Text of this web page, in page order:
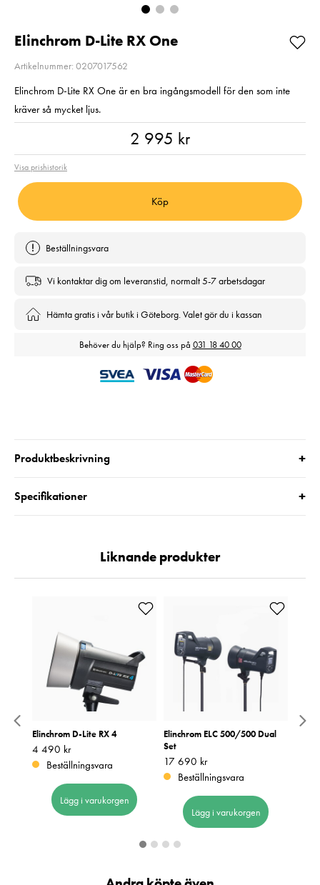
Elinchrom D-Lite RX One
Artikelnummer: 0207017562
Elinchrom D-Lite RX One är en bra ingångsmodell för den som inte
kräver så mycket ljus.
2 995 kr
Visa prishistorik
Köp
Beställningsvara
Vi kontaktar dig om leveranstid, normalt 5-7 arbetsdagar
Hämta gratis i vår butik i Göteborg. Valet gör du i kassan
Behöver du hjälp? Ring oss på 031 18 40 00
Produktbeskrivning +
Specifikationer +
Liknande produkter
Elinchrom D-Lite RX 4
Pris:4 490 kr
4 490 kr
Beställningsvara
Lägg i varukorgen
Elinchrom ELC 500/500 Dual
Set
Pris :17 690 kr
17 690 kr
Beställningsvara
Lägg i varukorgen